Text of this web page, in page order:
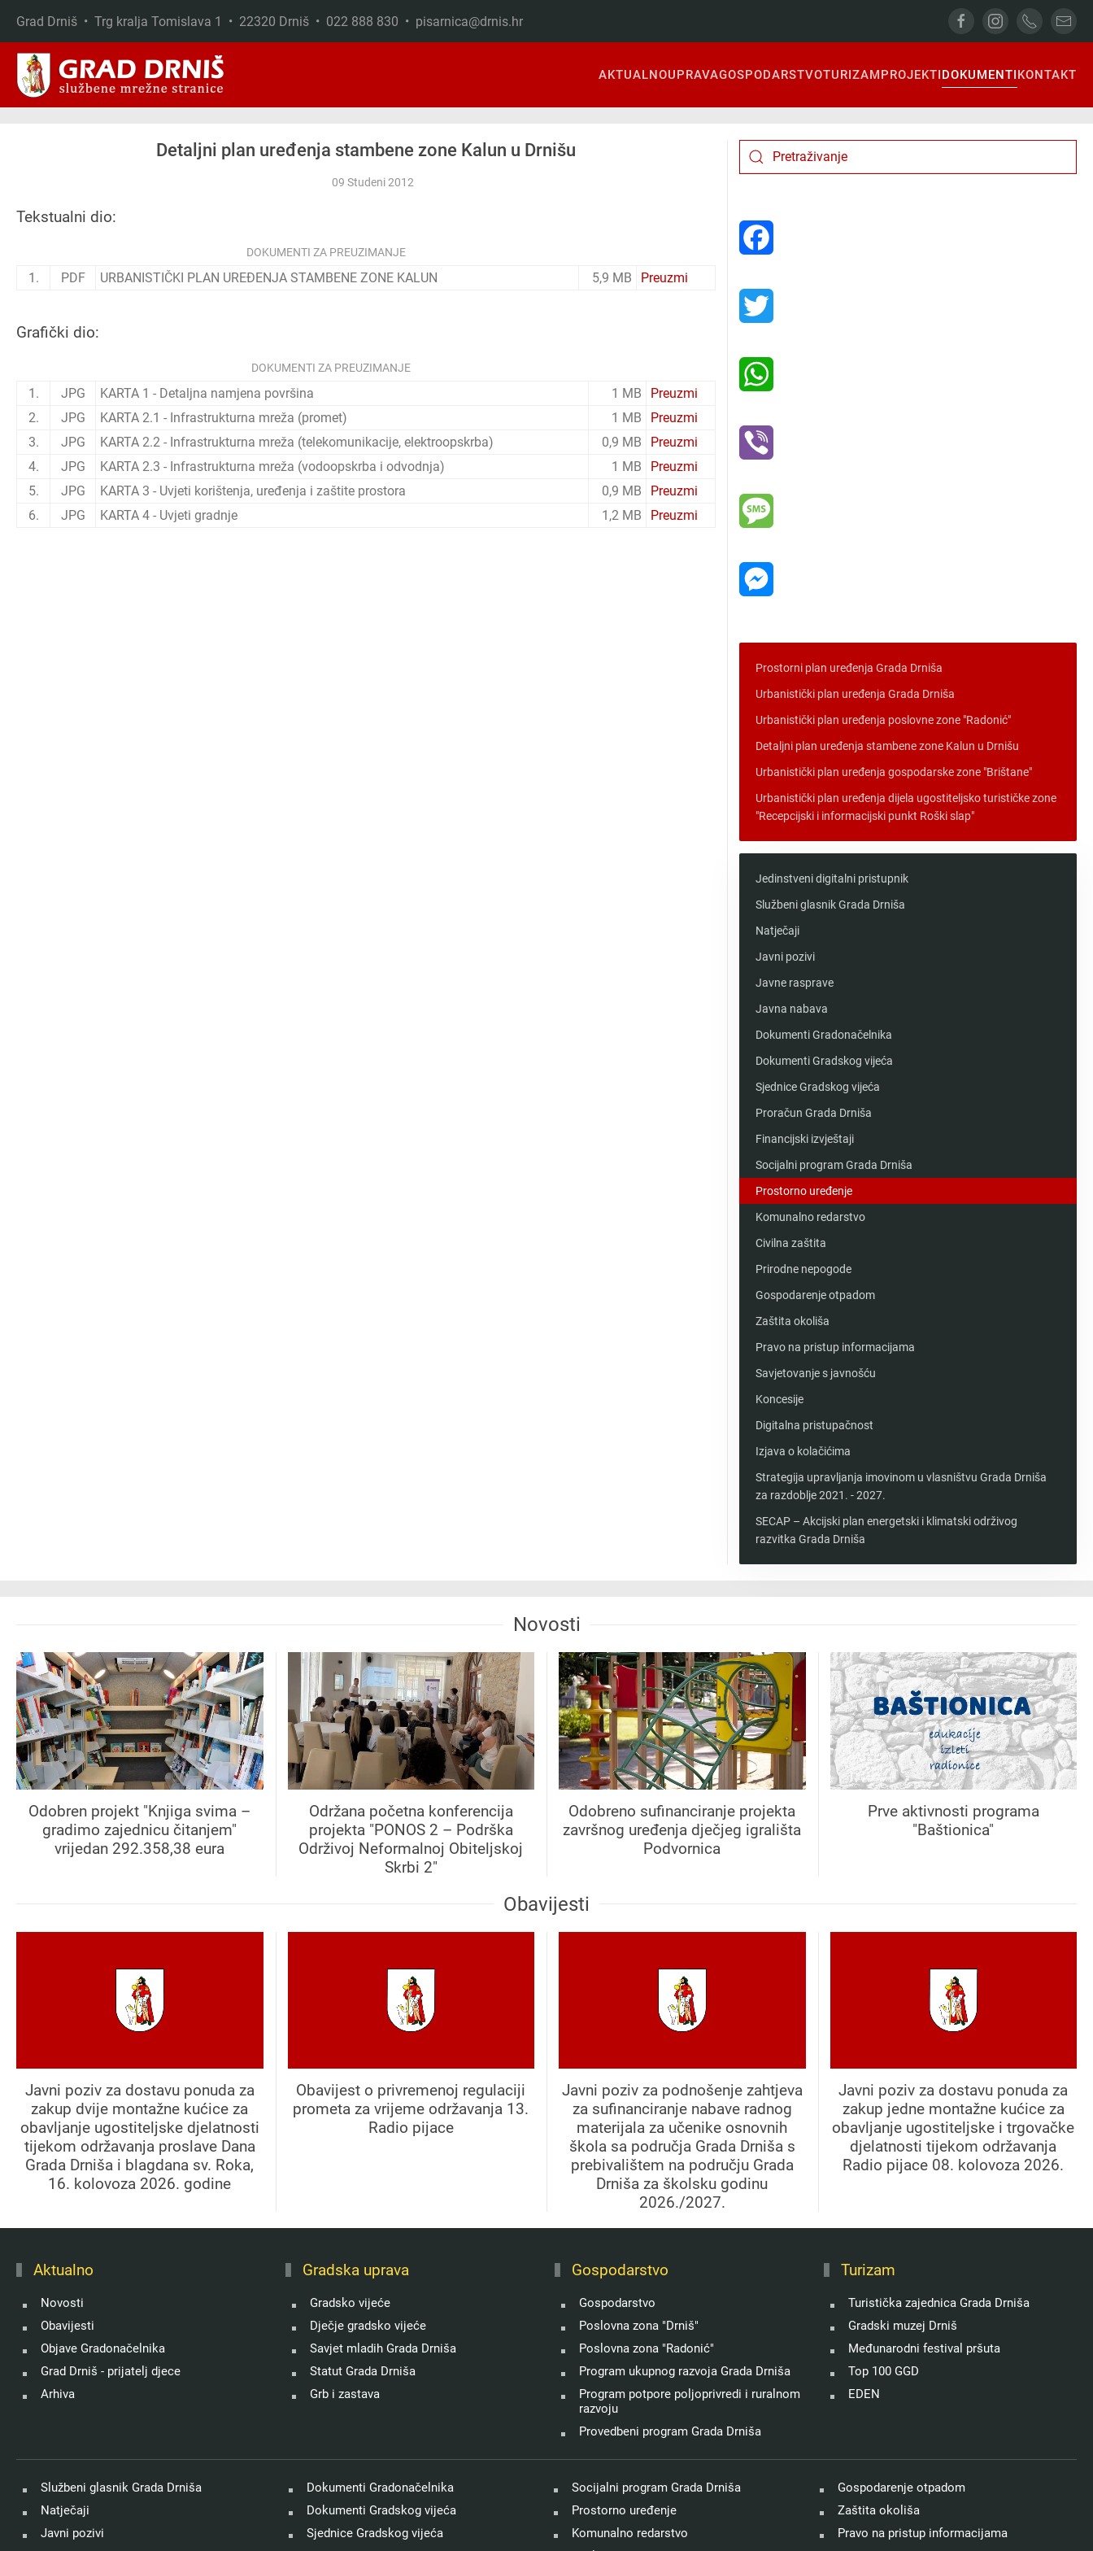
Skip to main content
Grad Drniš • Trg kralja Tomislava 1 • 22320 Drniš • 022 888 830 • pisarnica@drnis.hr
AKTUALNOUPRAVAGOSPODARSTVOTURIZAMPROJEKTIDOKUMENTIKONTAKT
Detaljni plan uređenja stambene zone Kalun u Drnišu
09 Studeni 2012
Tekstualni dio:
DOKUMENTI ZA PREUZIMANJE
1. PDF URBANISTIČKI PLAN UREĐENJA STAMBENE ZONE KALUN 5,9 MB Preuzmi
Grafički dio:
DOKUMENTI ZA PREUZIMANJE
1. JPG KARTA 1 - Detaljna namjena površina 1 MB
Preuzmi
2.
JPG KARTA 2.1 - Infrastrukturna mreža (promet) 1 MB
Preuzmi
3.
JPG KARTA 2.2 - Infrastrukturna mreža (telekomunikacije, elektroopskrba) 0,9 MB
Preuzmi
4.
JPG KARTA 2.3 - Infrastrukturna mreža (vodoopskrba i odvodnja) 1 MB
Preuzmi
5.
JPG KARTA 3 - Uvjeti korištenja, uređenja i zaštite prostora 0,9 MB
Preuzmi
6.
JPG KARTA 4 - Uvjeti gradnje 1,2 MB Preuzmi
Prostorni plan uređenja Grada Drniša
Urbanistički plan uređenja Grada Drniša
Urbanistički plan uređenja poslovne zone "Radonić"
Detaljni plan uređenja stambene zone Kalun u Drnišu
Urbanistički plan uređenja gospodarske zone "Brištane"
Urbanistički plan uređenja dijela ugostiteljsko turističke zone
"Recepcijski i informacijski punkt Roški slap"
Jedinstveni digitalni pristupnik
Službeni glasnik Grada Drniša
Natječaji
Javni pozivi
Javne rasprave
Javna nabava
Dokumenti Gradonačelnika
Dokumenti Gradskog vijeća
Sjednice Gradskog vijeća
Proračun Grada Drniša
Financijski izvještaji
Socijalni program Grada Drniša
Prostorno uređenje
Komunalno redarstvo
Civilna zaštita
Prirodne nepogode
Gospodarenje otpadom
Zaštita okoliša
Pravo na pristup informacijama
Savjetovanje s javnošću
Koncesije
Digitalna pristupačnost
Izjava o kolačićima
Strategija upravljanja imovinom u vlasništvu Grada Drniša
za razdoblje 2021. - 2027.
SECAP – Akcijski plan energetski i klimatski održivog
razvitka Grada Drniša
Novosti
Odobren projekt "Knjiga svima –
gradimo zajednicu čitanjem"
vrijedan 292.358,38 eura
Održana početna konferencija
projekta "PONOS 2 – Podrška
Održivoj Neformalnoj Obiteljskoj
Skrbi 2"
Odobreno sufinanciranje projekta
završnog uređenja dječjeg igrališta
Podvornica
Prve aktivnosti programa
"Baštionica"
Obavijesti
Javni poziv za dostavu ponuda za
zakup dvije montažne kućice za
obavljanje ugostiteljske djelatnosti
tijekom održavanja proslave Dana
Grada Drniša i blagdana sv. Roka,
16. kolovoza 2026. godine
Obavijest o privremenoj regulaciji
prometa za vrijeme održavanja 13.
Radio pijace
Javni poziv za podnošenje zahtjeva
za sufinanciranje nabave radnog
materijala za učenike osnovnih
škola sa područja Grada Drniša s
prebivalištem na području Grada
Drniša za školsku godinu
2026./2027.
Javni poziv za dostavu ponuda za
zakup jedne montažne kućice za
obavljanje ugostiteljske i trgovačke
djelatnosti tijekom održavanja
Radio pijace 08. kolovoza 2026.
Aktualno
Novosti
Obavijesti
Objave Gradonačelnika
Grad Drniš - prijatelj djece
Arhiva
Gradska uprava
Gradsko vijeće
Dječje gradsko vijeće
Savjet mladih Grada Drniša
Statut Grada Drniša
Grb i zastava
Gospodarstvo
Gospodarstvo
Poslovna zona "Drniš"
Poslovna zona "Radonić"
Program ukupnog razvoja Grada Drniša
Program potpore poljoprivredi i ruralnom
razvoju
Provedbeni program Grada Drniša
Turizam
Turistička zajednica Grada Drniša
Gradski muzej Drniš
Međunarodni festival pršuta
Top 100 GGD
EDEN
Službeni glasnik Grada Drniša
Natječaji
Javni pozivi
Dokumenti Gradonačelnika
Dokumenti Gradskog vijeća
Sjednice Gradskog vijeća
Socijalni program Grada Drniša
Prostorno uređenje
Komunalno redarstvo
Gospodarenje otpadom
Zaštita okoliša
Pravo na pristup informacijama